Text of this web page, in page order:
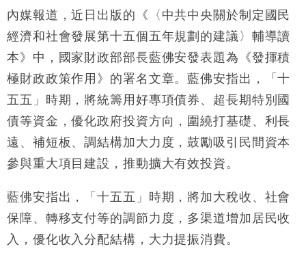
50%
15:59
財經｜SA售股自救後再出手 斥4億美元押注未上市公
市場落地
14:50
地產｜大酒店中期轉賺2300萬元 斥21億翻新香港及
東京半島
13:12
國際｜特朗普赴洛杉磯高球場活動前 男子攜槍彈被捕
12:30
財經｜香港7月PMI回落至51 企業擴張放慢兼縮減人
11:40
財經｜黑石傳再籌逾360億美元 支援Anthropic租用
Google晶片
10:57
財經｜美商務部擬擴大金屬關稅範圍 14類產品或加徵
內媒報道，近日出版的《〈中共中央關於制定國民
經濟和社會發展第十五個五年規劃的建議〉輔導讀
本》中，國家財政部部長藍佛安發表題為《發揮積
極財政政策作用》的署名文章。藍佛安指出，「十
五五」時期，將統籌用好專項債券、超長期特別國
債等資金，優化政府投資方向，圍繞打基礎、利長
遠、補短板、調結構加大力度，鼓勵吸引民間資本
參與重大項目建設，推動擴大有效投資。
藍佛安指出，「十五五」時期，將加大稅收、社會
保障、轉移支付等的調節力度，多渠道增加居民收
入，優化收入分配結構，大力提振消費。